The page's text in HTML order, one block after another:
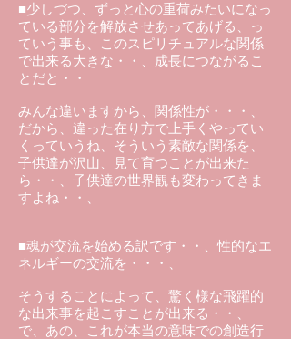
■少しづつ、ずっと心の重荷みたいになっ
ている部分を解放させあってあげる、っ
ていう事も、このスピリチュアルな関係
で出来る大きな・・、成長につながるこ
とだと・・
みんな違いますから、関係性が・・・、
だから、違った在り方で上手くやってい
くっていうね、そういう素敵な関係を、
子供達が沢山、見て育つことが出来た
ら・・、子供達の世界観も変わってきま
すよね・・、
■魂が交流を始める訳です・・、性的なエ
ネルギーの交流を・・・、
そうすることによって、驚く様な飛躍的
な出来事を起こすことが出来る・・、
で、あの、これが本当の意味での創造行